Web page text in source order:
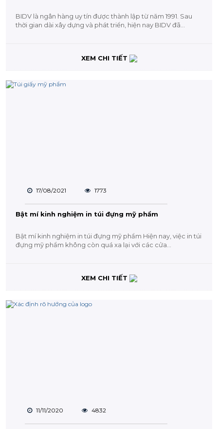
BIDV là ngân hàng uy tín được thành lập từ năm 1991. Sau
thời gian dài xây dựng và phát triển, hiện nay BIDV đã...
XEM CHI TIẾT
17/08/2021 1773
Bật mí kinh nghiệm in túi đựng mỹ phẩm
Bật mí kinh nghiệm in túi đựng mỹ phẩm Hiện nay, việc in túi
đựng mỹ phẩm không còn quá xa lại với các cửa...
XEM CHI TIẾT
11/11/2020 4832